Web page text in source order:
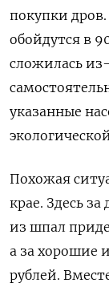
покупки
обойдутся в
сложилась
указанные
Похожая
крае. Здесь
из шпал
а за хорошие
рублей.